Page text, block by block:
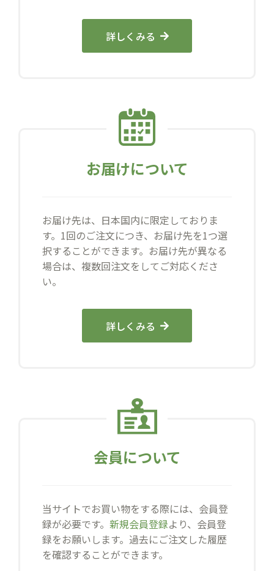
詳しくみる
お届けについて
お届け先は、日本国内に限定しておりま
す。1回のご注文につき、お届け先を1つ選
択することができます。お届け先が異なる
場合は、複数回注文をしてご対応くださ
い。
詳しくみる
会員について
当サイトでお買い物をする際には、会員登
録が必要です。 新規会員登録より、会員登
録をお願いします。過去にご注文した履歴
を確認することができます。